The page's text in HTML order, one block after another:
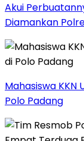
Akui
Diamankan
Mahasiswa KKN
Polo Padang